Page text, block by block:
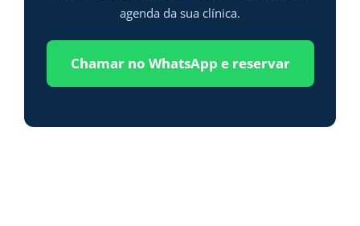
agenda da sua clínica.
Chamar no WhatsApp e reservar